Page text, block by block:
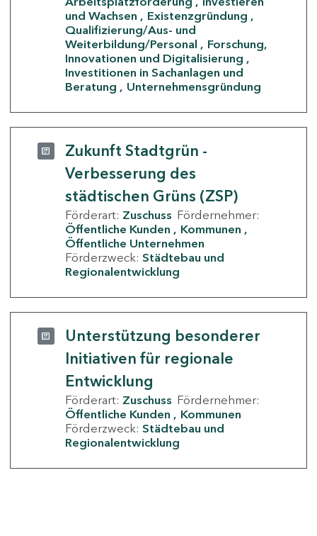
und Wachsen
Existenzgründung
Qualifizierung/Aus- und
Weiterbildung/Personal
Forschung,
Innovationen und Digitalisierung
Investitionen in Sachanlagen und
Beratung
Unternehmensgründung
Zukunft Stadtgrün -
Verbesserung des
städtischen Grüns (ZSP)
Förderart: Zuschuss Fördernehmer:
Öffentliche Kunden
Kommunen
Öffentliche Unternehmen
Förderzweck: Städtebau und
Regionalentwicklung
Unterstützung besonderer
Initiativen für regionale
Entwicklung
Förderart: Zuschuss Fördernehmer:
Öffentliche Kunden
Kommunen
Förderzweck: Städtebau und
Regionalentwicklung